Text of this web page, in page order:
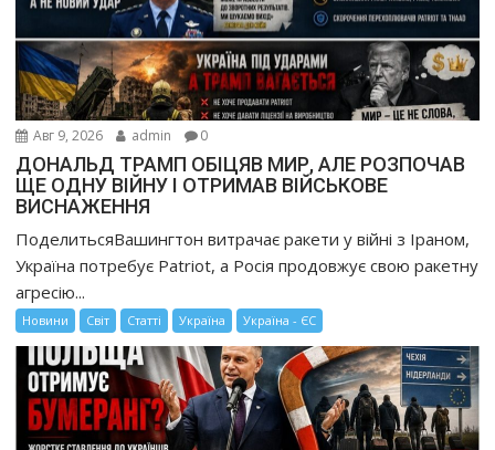
Авг 9, 2026 admin 0
ДОНАЛЬД ТРАМП ОБІЦЯВ МИР, АЛЕ РОЗПОЧАВ
ЩЕ ОДНУ ВІЙНУ І ОТРИМАВ ВІЙСЬКОВЕ
ВИСНАЖЕННЯ
ПоделитьсяВашингтон витрачає ракети у війні з Іраном,
Україна потребує Patriot, а Росія продовжує свою ракетну
агресію...
Новини Світ Статті Україна Україна - ЄС